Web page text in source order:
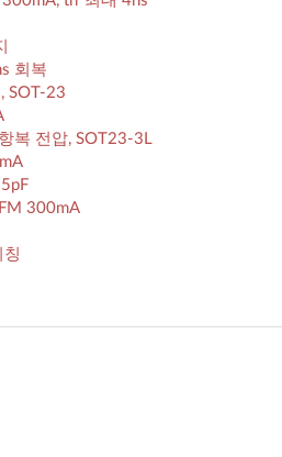
회복
SOT-23
복 전압, SOT23-3L
300mA